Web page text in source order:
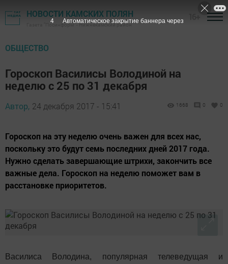
НОВОСТИ КАМСКИХ ПОЛЯН
Газета "Посинформ" - Нижнекамский район
ОБЩЕСТВО
Гороскоп Василисы Володиной на
неделю с 25 по 31 декабря
Автор, 24 декабря 2017 - 15:41 1668 0 0
Гороскоп на эту неделю очень важен для всех нас,
поскольку это будут семь последних дней 2017 года.
Нужно сделать завершающие штрихи, закончить все
важные дела. Гороскоп на неделю поможет вам в
расстановке приоритетов.
Василиса Володина, популярная телеведущая и
3 Автоматическое закрытие баннера через